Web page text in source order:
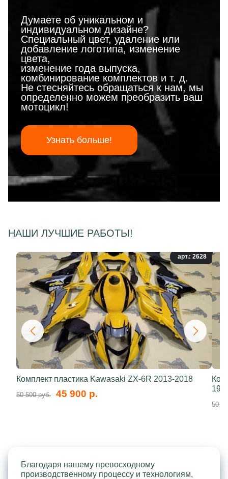
Думаете об уникальном и
индивидуальном дизайне?
Специальный цвет, удаление или
добавление логотипа, изменение
цвета,
изменение года выпуска,
комбинирование комплектов и т. д.
Не стесняйтесь обращаться к нам, мы
определенно можем преобразить ваш
мотоцикл!
Узнать больше!
НАШИ ЛУЧШИЕ РАБОТЫ!
арт.: 2628
Комплект пластика Kawasaki ZX-6R 2013-2018
50 500 руб. 45 900 р.
50
Благодаря нашему превосходному
производственному процессу и технологиям,